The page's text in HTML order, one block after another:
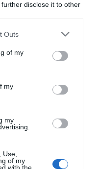
disclose it to other
Outs
of my
my
my
of my